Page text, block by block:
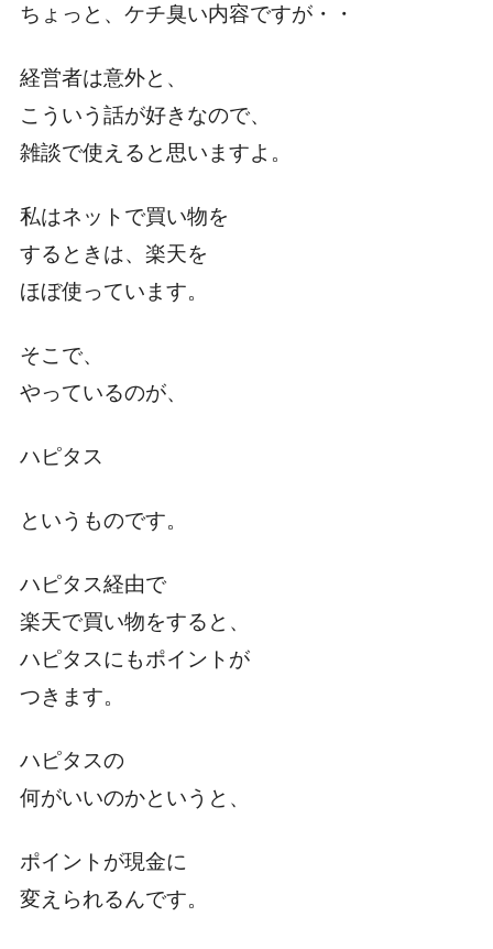
ちょっと、ケチ臭い内容ですが・・
経営者は意外と、
こういう話が好きなので、
雑談で使えると思いますよ。
私はネットで買い物を
するときは、楽天を
ほぼ使っています。
そこで、
やっているのが、
ハピタス
というものです。
ハピタス経由で
楽天で買い物をすると、
ハピタスにもポイントが
つきます。
ハピタスの
何がいいのかというと、
ポイントが現金に
変えられるんです。